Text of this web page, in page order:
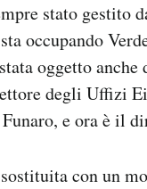
stato gestito
occupando
oggetto
degli Uffizi
e ora è il
con un